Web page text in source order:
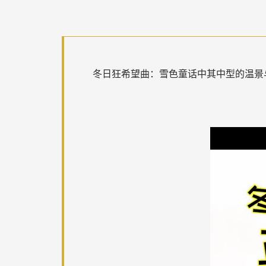
冬日狂希望曲：雪色童话中其中型的温